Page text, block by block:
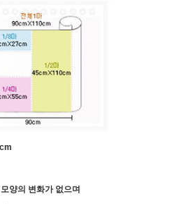
양의 변화가 없으며